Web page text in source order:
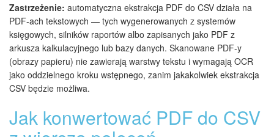
Zastrzeżenie: automatyczna ekstrakcja PDF do CSV działa na
PDF-ach tekstowych — tych wygenerowanych z systemów
księgowych, silników raportów albo zapisanych jako PDF z
arkusza kalkulacyjnego lub bazy danych. Skanowane PDF-y
(obrazy papieru) nie zawierają warstwy tekstu i wymagają OCR
jako oddzielnego kroku wstępnego, zanim jakakolwiek ekstrakcja
CSV będzie możliwa.
Jak konwertować PDF do CSV